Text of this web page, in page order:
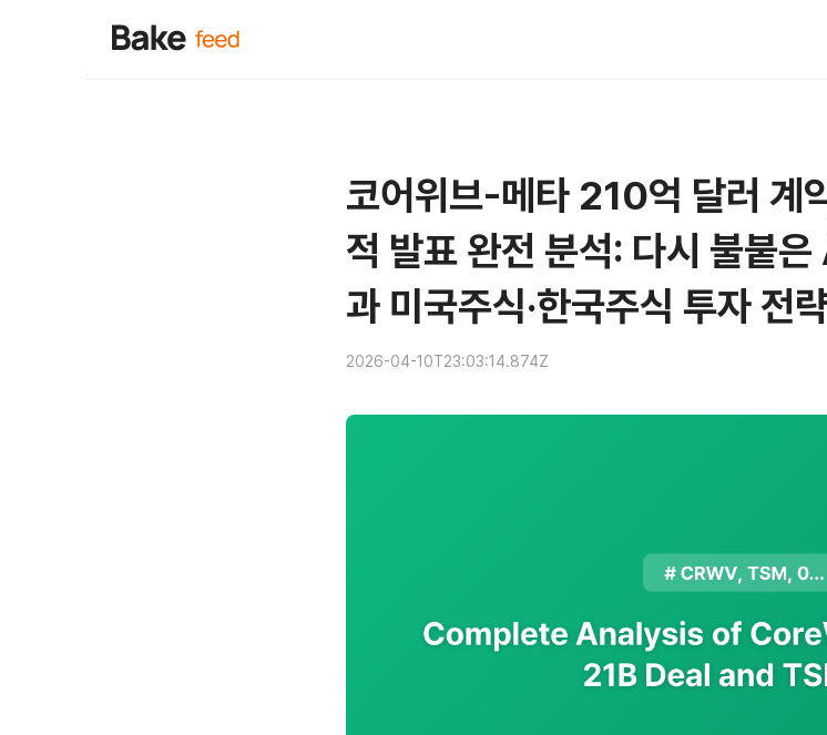
코어위브-메타 210억 달러 계
적 발표 완전 분석: 다시 불붙
과 미국주식·한국주식 투자 전
2026-04-10T23:03:14.874Z